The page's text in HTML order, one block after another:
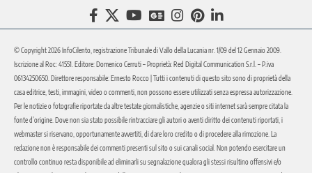
© Copyright 2026 InfoCilento, registrazione Tribunale di Vallo della Lucania nr. 1/09 del 12 Gennaio 2009.
Iscrizione al Roc: 41551. Editore: Domenico Cerruti – Proprietà: Red Digital Communication S.r.l. – P.iva
06134250650. Direttore responsabile: Ernesto Rocco | Tutti i contenuti di questo sito sono di proprietà della
casa editrice, testi, immagini, video o commenti, non possono essere utilizzati senza espressa autorizzazione.
Per le notizie o fotografie riportate da altre testate giornalistiche, agenzie o siti internet sarà sempre citata la
fonte d’origine. Dove non sia stato possibile rintracciare gli autori o aventi diritto dei contenuti riportati, i
webmaster si riservano, opportunamente avvertiti, di dare loro credito o di procedere alla rimozione. La
redazione non è responsabile dei commenti presenti sul sito o sui canali social. Non potendo esercitare un
controllo continuo resta disponibile ad eliminarli su segnalazione qualora gli stessi risultino offensivi e/o